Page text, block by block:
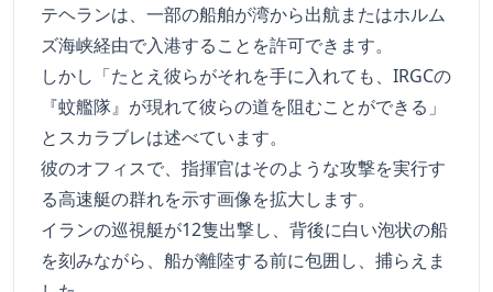
テヘランは、一部の船舶が湾から出航またはホルム
ズ海峡経由で入港することを許可できます。
しかし「たとえ彼らがそれを手に入れても、IRGCの
『蚊艦隊』が現れて彼らの道を阻むことができる」
とスカラブレは述べています。
彼のオフィスで、指揮官はそのような攻撃を実行す
る高速艇の群れを示す画像を拡大します。
イランの巡視艇が12隻出撃し、背後に白い泡状の船
を刻みながら、船が離陸する前に包囲し、捕らえま